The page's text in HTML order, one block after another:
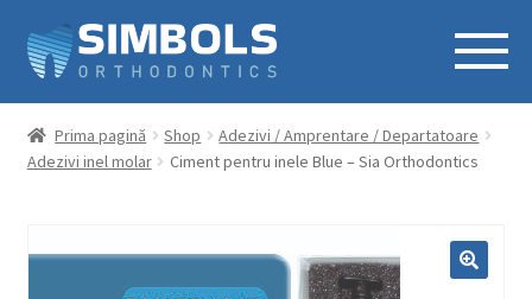
Prima pagină Shop
Adezivi / Amprentare / Departatoare
Adezivi inel molar
Ciment pentru inele Blue – Sia Orthodontics